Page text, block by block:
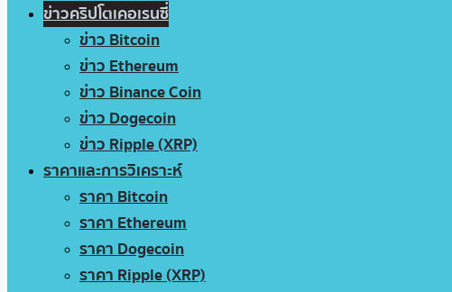
ข่าวคริปโตเคอเรนซี่
ข่าว Bitcoin
ข่าว Ethereum
ข่าว Binance Coin
ข่าว Dogecoin
ข่าว Ripple (XRP)
ราคาและการวิเคราะห์
ราคา Bitcoin
ราคา Ethereum
ราคา Dogecoin
ราคา Ripple (XRP)